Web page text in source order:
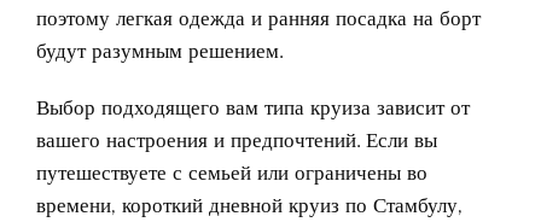
поэтому легкая одежда и ранняя посадка на борт
будут разумным решением.
Выбор подходящего вам типа круиза зависит от
вашего настроения и предпочтений. Если вы
путешествуете с семьей или ограничены во
времени, короткий дневной круиз по Стамбулу,